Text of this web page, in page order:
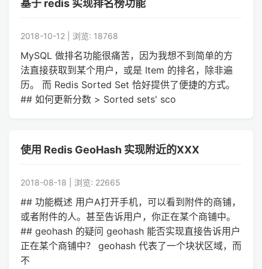
基于 redis 实现排名榜功能
2018-10-12 | 浏览: 18768
MySQL 做排名功能很痛苦，因为我想不到简单的方
法直接获取到某个用户，或是 Item 的排名，除非遍
历。 而 Redis Sorted Set 恰好提供了便捷的方式。
## 如何更新分数 > Sorted sets' sco
使用 Redis GeoHash 实现附近的XXX
2018-08-18 | 浏览: 22665
## 功能概述 用户A打开手机，可以看到附件的商铺，
或者附件的人。甚至告诉用户，你正在某个商铺中。
## geohash 的疑问 geohash 能否实现直接告诉用户
正在某个商铺中？ geohash 代表了一个块状区域，而
不